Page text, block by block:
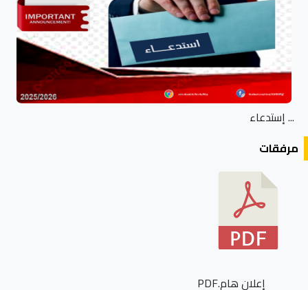
... إستدعاء
مرفقات
إعلان هام.PDF